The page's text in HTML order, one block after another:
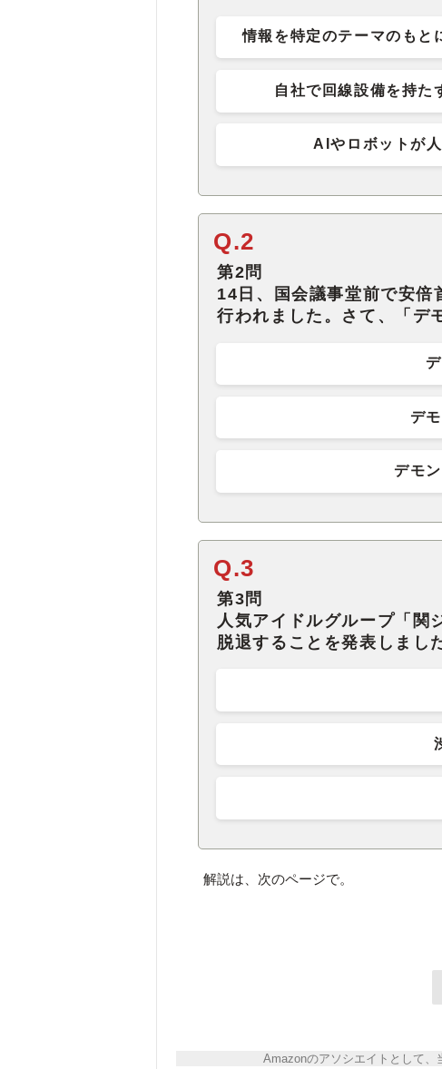
情報を特定のテーマのもと
自社で回線設備を持た
AIやロボットが
Q.2
第2問
14日、国会議事堂前で安倍
行われました。さて、「デ
デ
デモ
Q.3
第3問
人気アイドルグループ「関
脱退することを発表しまし
解説は、次のページで。
Amazonのアソシエイトとして、